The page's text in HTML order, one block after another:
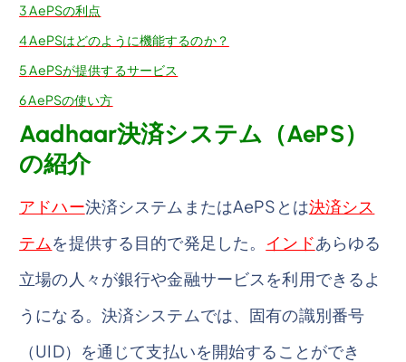
3AePSの利点
4AePSはどのように機能するのか？
5AePSが提供するサービス
6AePSの使い方
Aadhaar決済システム（AePS）
の紹介
アドハー決済システムまたはAePSとは決済シス
テムを提供する目的で発足した。 インドあらゆる
立場の人々が銀行や金融サービスを利用できるよ
うになる。決済システムでは、固有の識別番号
（UID）を通じて支払いを開始することができ